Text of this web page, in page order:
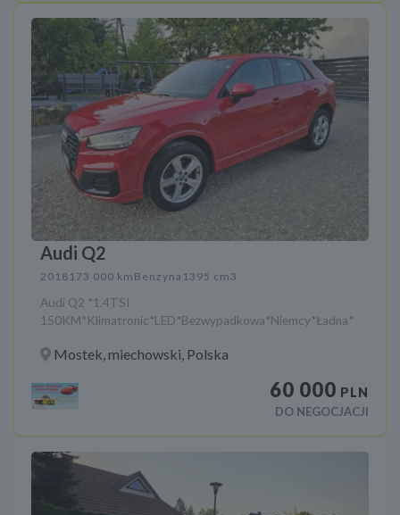
Audi Q2
2018 173 000 km Benzyna 1395 cm3
Audi Q2 *1.4TSI
150KM*Klimatronic*LED*Bezwypadkowa*Niemcy*Ładna*
Mostek, miechowski, Polska
60 000 PLN
DO NEGOCJACJI